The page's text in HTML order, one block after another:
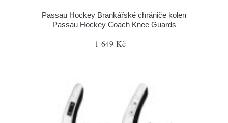
Passau Hockey Brankářské chrániče kolen
Passau Hockey Coach Knee Guards
1 649 Kč